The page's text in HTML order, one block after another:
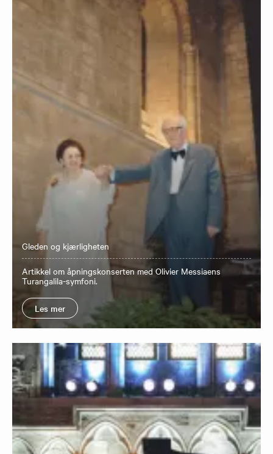
Gleden og kjærligheten
Artikkel om åpningskonserten med Olivier Messiaens
Turangalila-symfoni.
Les mer